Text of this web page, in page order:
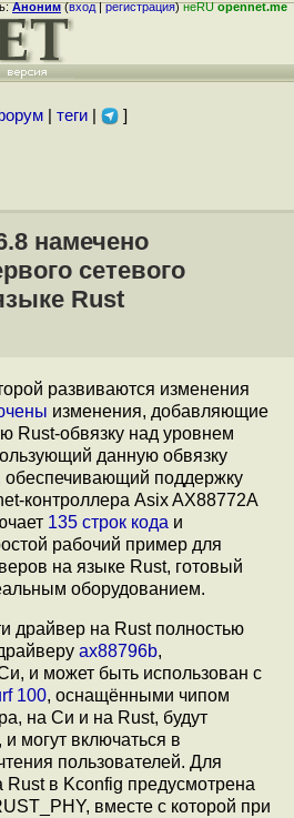
Аноним(вход|регистрация)неRUopennet.me
| теги| ]
намечено
сетевого
Rust
развиваются изменения
изменения, добавляющие
Rust-обвязку над уровнем
данную обвязку
обеспечивающий поддержку
контроллера Asix AX88772A
135 строк кода и
рабочий пример для
на языке Rust, готовый
оборудованием.
драйвер на Rust полностью
ax88796b,
и может быть использован с
100, оснащёнными чипом
на Си и на Rust, будут
могут включаться в
пользователей. Для
в Kconfig предусмотрена
вместе с которой при